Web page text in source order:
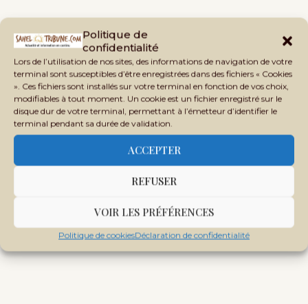
Politique de
confidentialité
Lors de l’utilisation de nos sites, des informations de navigation de votre
terminal sont susceptibles d’être enregistrées dans des fichiers « Cookies
». Ces fichiers sont installés sur votre terminal en fonction de vos choix,
modifiables à tout moment. Un cookie est un fichier enregistré sur le
disque dur de votre terminal, permettant à l’émetteur d’identifier le
terminal pendant sa durée de validation.
ACCEPTER
REFUSER
VOIR LES PRÉFÉRENCES
Politique de cookiesDéclaration de confidentialité
RÉFORME DU SECTEUR MINIER